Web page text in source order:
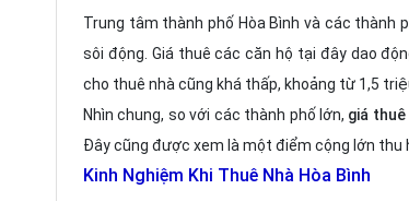
Trung tâm thành phố Hòa Bình và các thành
sôi động. Giá thuê các căn hộ tại đây dao
cho thuê nhà cũng khá thấp, khoảng từ 1,5
Nhìn chung, so với các thành phố lớn, giá thuê
Đây cũng được xem là một điểm cộng lớn thu
Kinh Nghiệm Khi Thuê Nhà Hòa Bình